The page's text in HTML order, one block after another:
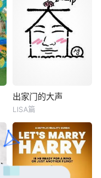
出家门的大声
东永裴
是一档与各种
各样的嘉宾一起进
行的户外脱口秀节
出家门的大声
LISA篇